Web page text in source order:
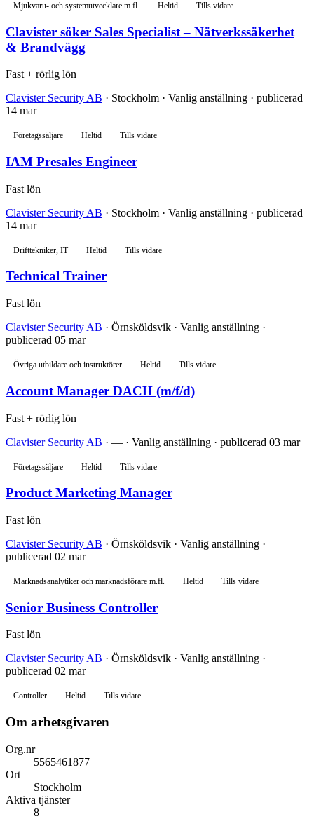
Mjukvaru- och systemutvecklare m.fl. Heltid Tills vidare
Clavister söker Sales Specialist – Nätverkssäkerhet
& Brandvägg
Fast + rörlig lön
Clavister Security AB · Stockholm · Vanlig anställning · publicerad
14 mar
Företagssäljare Heltid Tills vidare
IAM Presales Engineer
Fast lön
Clavister Security AB · Stockholm · Vanlig anställning · publicerad
14 mar
Drifttekniker, IT Heltid Tills vidare
Technical Trainer
Fast lön
Clavister Security AB · Örnsköldsvik · Vanlig anställning ·
publicerad 05 mar
Övriga utbildare och instruktörer Heltid Tills vidare
Account Manager DACH (m/f/d)
Fast + rörlig lön
Clavister Security AB · — · Vanlig anställning · publicerad 03 mar
Företagssäljare Heltid Tills vidare
Product Marketing Manager
Fast lön
Clavister Security AB · Örnsköldsvik · Vanlig anställning ·
publicerad 02 mar
Marknadsanalytiker och marknadsförare m.fl. Heltid Tills vidare
Senior Business Controller
Fast lön
Clavister Security AB · Örnsköldsvik · Vanlig anställning ·
publicerad 02 mar
Controller Heltid Tills vidare
Om arbetsgivaren
Org.nr
5565461877
Ort
Stockholm
Aktiva tjänster
8